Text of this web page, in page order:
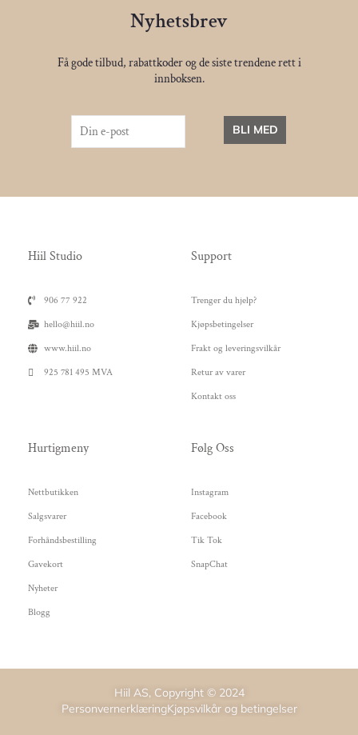
Nyhetsbrev
Få gode tilbud, rabattkoder og de siste trendene rett i
innboksen.
BLI MED
Hiil Studio
906 77 922
hello@hiil.no
www.hiil.no
925 781 495 MVA
Support
Trenger du hjelp?
Kjøpsbetingelser
Frakt og leveringsvilkår
Retur av varer
Kontakt oss
Hurtigmeny
Nettbutikken
Salgsvarer
Forhåndsbestilling
Gavekort
Nyheter
Blogg
Følg Oss
Instagram
Facebook
Tik Tok
SnapChat
Hiil AS, Copyright © 2024
PersonvernerklæringKjøpsvilkår og betingelser